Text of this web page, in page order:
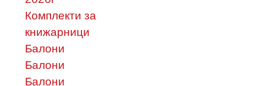
Комплекти за
книжарници
Балони
Балони
Балони